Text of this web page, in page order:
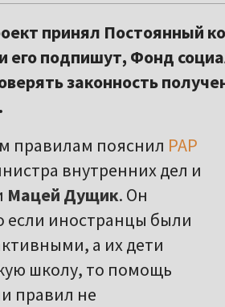
принял Постоянный
его подпишут, Фонд
законность
правилам пояснил РАР
внутренних дел и
Мацей Дущик. Он
если иностранцы были
а их дети
школу, то помощь
правил не